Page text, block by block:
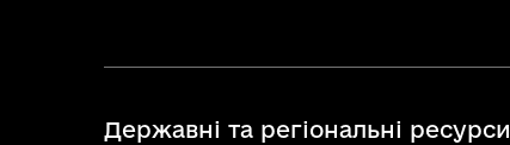
Державні та регіональні ресурси